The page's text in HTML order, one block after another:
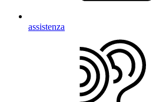
assistenza